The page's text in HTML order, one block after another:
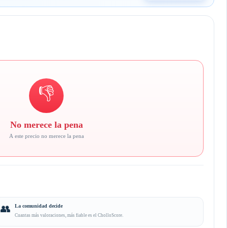
👎
No merece la pena
A este precio no merece la pena
👥 La comunidad decide
Cuantas más valoraciones, más fiable es el CholloScore.